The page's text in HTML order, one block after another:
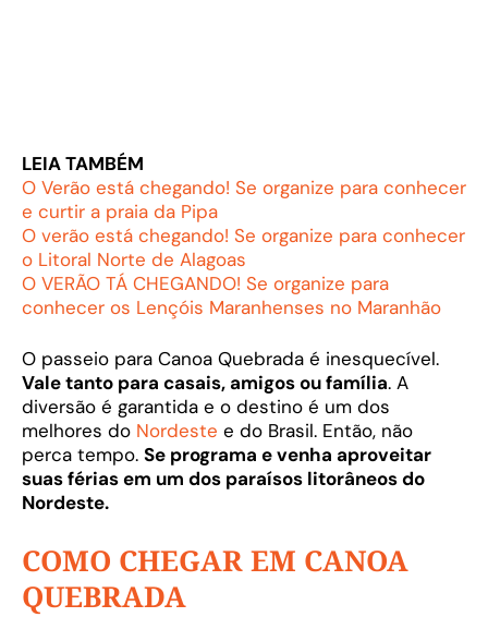
LEIA TAMBÉM
O Verão está chegando! Se organize para conhecer
e curtir a praia da Pipa
O verão está chegando! Se organize para conhecer
o Litoral Norte de Alagoas
O VERÃO TÁ CHEGANDO! Se organize para
conhecer os Lençóis Maranhenses no Maranhão
O passeio para Canoa Quebrada é inesquecível.
Vale tanto para casais, amigos ou família. A
diversão é garantida e o destino é um dos
melhores do Nordeste e do Brasil. Então, não
perca tempo. Se programa e venha aproveitar
suas férias em um dos paraísos litorâneos do
Nordeste.
COMO CHEGAR EM CANOA
QUEBRADA